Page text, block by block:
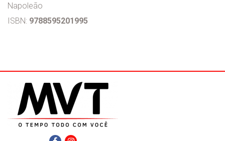
Napoleão
ISBN: 9788595201995